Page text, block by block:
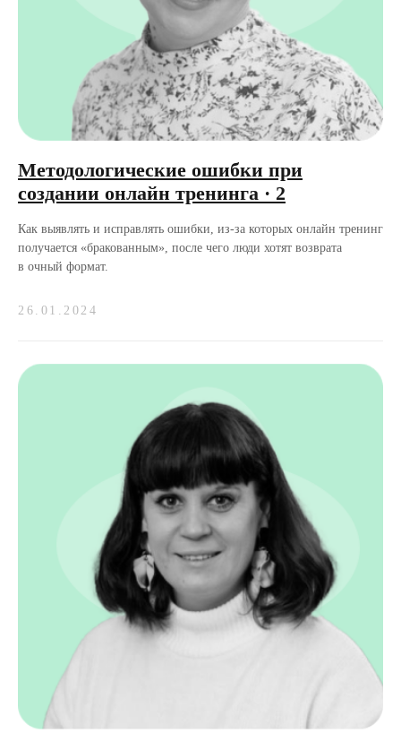
Методологические ошибки при
создании онлайн тренинга · 2
Как выявлять и исправлять ошибки, из-за которых онлайн тренинг
получается «бракованным», после чего люди хотят возврата
в очный формат.
26.01.2024